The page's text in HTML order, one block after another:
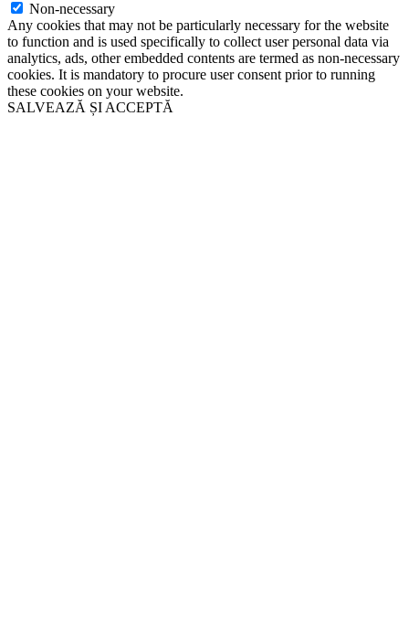
Non-necessary
Any cookies that may not be particularly necessary for the website
to function and is used specifically to collect user personal data via
analytics, ads, other embedded contents are termed as non-necessary
cookies. It is mandatory to procure user consent prior to running
these cookies on your website.
SALVEAZĂ ȘI ACCEPTĂ